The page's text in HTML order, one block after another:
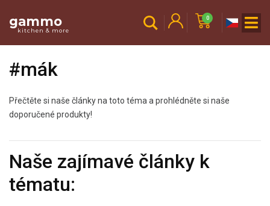
gammo
kitchen & more
0
#mák
Přečtěte si naše články na toto téma a prohlédněte si naše
doporučené produkty!
Naše zajímavé články k
tématu: